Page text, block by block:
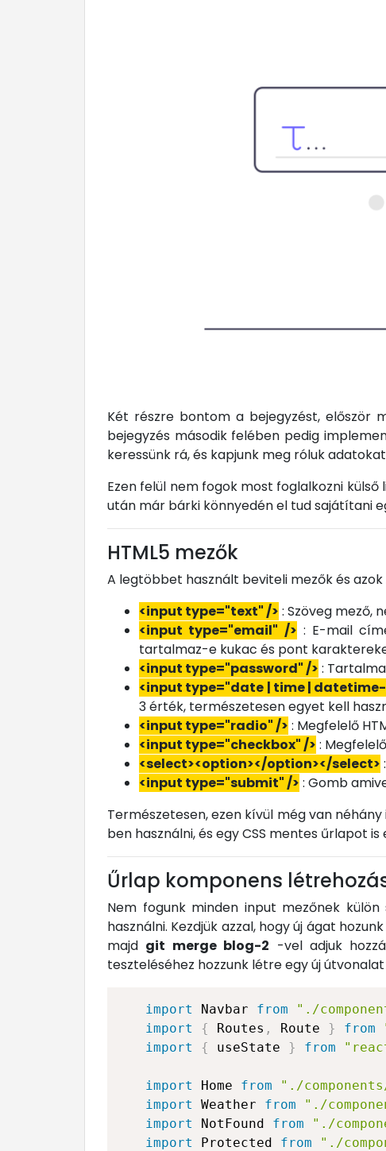
Két részre bontom a bejegyzést, először
bejegyzés második felében pedig
keressünk rá, és kapjunk meg róluk
Ezen felül nem fogok most foglalkozni
után már bárki könnyedén el tud sajátítani
HTML5 mezők
A legtöbbet használt beviteli mezők és azok
<input type="text" /> : Szöveg mező,
<input type="email" /> : E-mail
tartalmaz-e kukac és pont
<input type="password" /> :
<input type="date | time |
3 érték, természetesen egyet kell
<input type="radio" /> : Megfelelő
<input type="checkbox" /> :
<select><option></option></select>
<input type="submit" /> : Gomb
Természetesen, ezen kívül még van
ben használni, és egy CSS mentes űrlapot
Űrlap komponens
Nem fogunk minden input mezőnek
használni. Kezdjük azzal, hogy új ágat
majd git merge blog-2 -vel adjuk
teszteléséhez hozzunk létre egy új útvonalat
import Navbar from "./
import
{ Routes , Route } from
import
{ useState } from
import Home from "./components/
import
Weather from "./
import
NotFound from "./
import
Protected from "./